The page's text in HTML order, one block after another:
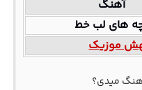
آهنگ
های لب خط
موزیک
میدی؟